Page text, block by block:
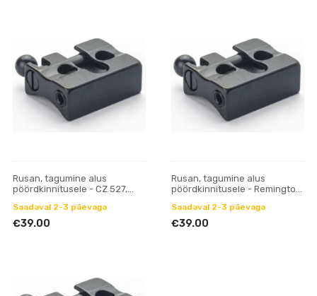
Rusan, tagumine alus
pöördkinnitusele - CZ 527,
prisma)
Saadaval 2-3 päevaga
€39.00
Rusan, tagumine alus
pöördkinnitusele - Remington:
Saadaval 2-3 päevaga
€39.00